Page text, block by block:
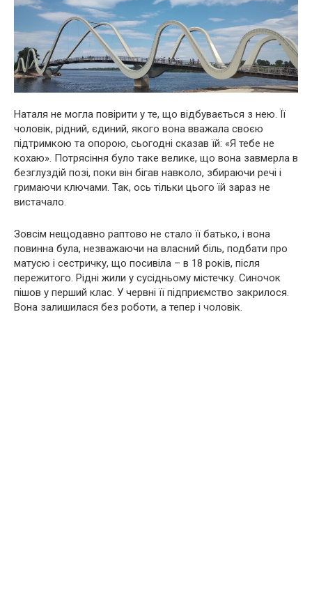
Наталя не могла повірити у те, що відбувається з нею. Її
чоловік, рідний, єдиний, якого вона вважала своєю
підтримкою та опорою, сьогодні сказав їй: «Я тебе не
кохаю». Потрясіння було таке велике, що вона завмерла в
безглуздій позі, поки він бігав навколо, збираючи речі і
гримаючи ключами. Так, ось тільки цього їй зараз не
вистачало.
Зовсім нещодавно раптово не стало її батько, і вона
повинна була, незважаючи на власний біль, подбати про
матусю і сестричку, що посивіла – в 18 років, після
пережитого. Рідні жили у сусідньому містечку. Синочок
пішов у перший клас. У червні її підприємство закрилося.
Вона залишилася без роботи, а тепер і чоловік.